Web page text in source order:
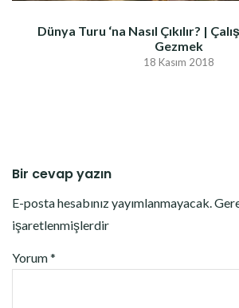
Dünya Turu ‘na Nasıl Çıkılır? |
Gezmek
18 Kasım 2018
Bir cevap yazın
E-posta hesabınız yayımlanmayacak.
işaretlenmişlerdir
Yorum*